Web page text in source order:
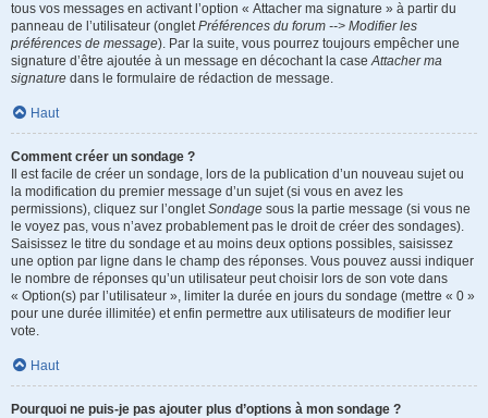
tous vos messages en activant l’option « Attacher ma signature » à partir du
panneau de l’utilisateur (ongletPréférences du forum --> Modifier les
préférences de message). Par la suite, vous pourrez toujours empêcher une
signature d’être ajoutée à un message en décochant la caseAttacher ma
signature dans le formulaire de rédaction de message.
Haut
Comment créer un sondage ?
Il est facile de créer un sondage, lors de la publication d’un nouveau sujet ou
la modification du premier message d’un sujet (si vous en avez les
permissions), cliquez sur l’ongletSondage sous la partie message (si vous ne
le voyez pas, vous n’avez probablement pas le droit de créer des sondages).
Saisissez le titre du sondage et au moins deux options possibles, saisissez
une option par ligne dans le champ des réponses. Vous pouvez aussi indiquer
le nombre de réponses qu’un utilisateur peut choisir lors de son vote dans
« Option(s) par l’utilisateur », limiter la durée en jours du sondage (mettre « 0 »
pour une durée illimitée) et enfin permettre aux utilisateurs de modifier leur
vote.
Haut
Pourquoi ne puis-je pas ajouter plus d’options à mon sondage ?